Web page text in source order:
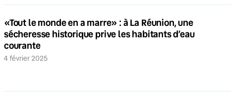
«Tout le monde en a marre» : à La Réunion, une
sécheresse historique prive les habitants d’eau
courante
4 février 2025